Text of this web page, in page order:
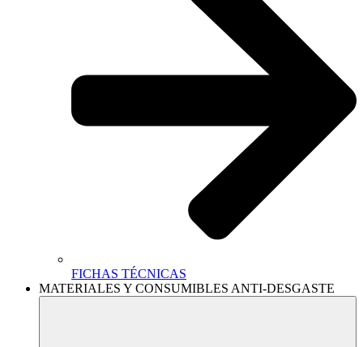
FICHAS TÉCNICAS
MATERIALES Y CONSUMIBLES ANTI-DESGASTE